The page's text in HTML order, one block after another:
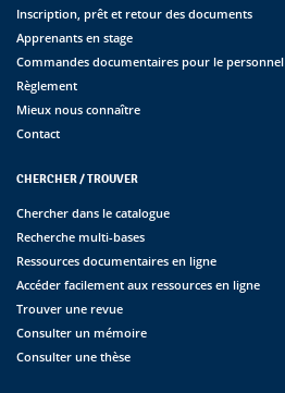
Inscription, prêt et retour des documents
Apprenants en stage
Commandes documentaires pour le personnel
Règlement
Mieux nous connaître
Contact
CHERCHER / TROUVER
Chercher dans le catalogue
Recherche multi-bases
Ressources documentaires en ligne
Accéder facilement aux ressources en ligne
Trouver une revue
Consulter un mémoire
Consulter une thèse